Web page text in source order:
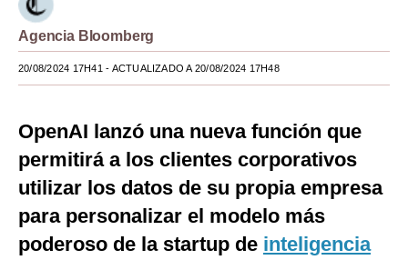
EEUU
México
Internacional
Tecnología
Club del Suscriptor
Mix
Agencia Bloomberg
20/08/2024 17H41 - ACTUALIZADO A 20/08/2024 17H48
OpenAI lanzó una nueva función que
permitirá a los clientes corporativos
utilizar los datos de su propia empresa
para personalizar el modelo más
poderoso de la startup de inteligencia